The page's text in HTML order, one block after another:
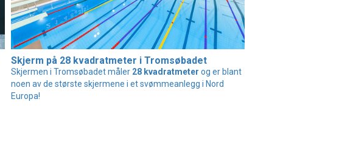
Skjerm på 28 kvadratmeter i Tromsøbadet
Skjermen i Tromsøbadet måler 28 kvadratmeter og er blant
noen av de største skjermene i et svømmeanlegg i Nord
Europa!